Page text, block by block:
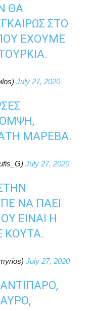
ΘΑ
ΣΤΟ
ΈΧΟΥΜΕ
July 27, 2020
ΜΑΡΈΒΑ.
July 27, 2020
ΝΑ ΠΆΕΙ
ΕΊΝΑΙ Η
ΚΟΥΤΆ.
July 27, 2020